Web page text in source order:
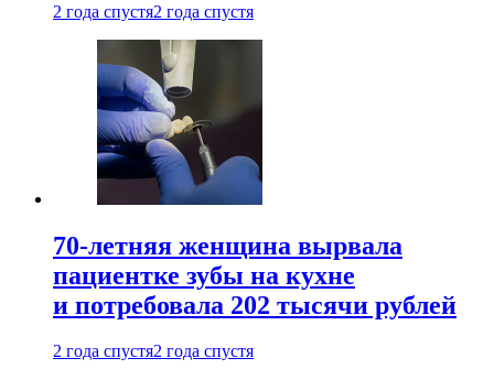
2 года спустя2 года спустя
70-летняя женщина вырвала
пациентке зубы на кухне
и потребовала 202 тысячи рублей
2 года спустя2 года спустя